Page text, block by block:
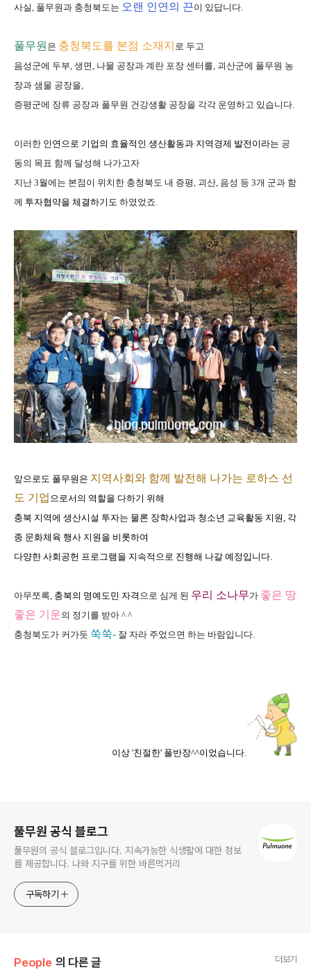
사실, 풀무원과 충청북도는 오랜 인연의 끈이 있답니다.
풀무원 은 충청북도를 본점 소재지 로 두고
음성군에 두부, 생면, 나물 공장과 계란 포장 센터를, 괴산군에 풀무원 농
장과 샘물 공장을,
증평군에 장류 공장과 풀무원 건강생활 공장을 각각 운영하고 있습니다.
이러한 인연으로 기업의 효율적인 생산활동과 지역경제 발전 이라는 공
동의 목표 함께 달성해 나가고자
지난 3월에는 본점이 위치한 충청북도 내 증평, 괴산, 음성 등 3개 군과 함
께 투자협약을 체결하기도 하였었죠.
앞으로도 풀무원은 지역사회와 함께 발전해 나가는 로하스 선
도 기업 으로서의 역할을 다하기 위해
충북 지역에 생산시설 투자는 물론 장학사업과 청소년 교육활동 지원, 각
종 문화체육 행사 지원을 비롯하여
다양한 사회공헌 프로그램을 지속적으로 진행해 나갈 예정입니다.
아무쪼록, 충북의 명예도민 자격 으로 심게 된 우리 소나무가 좋은 땅
좋은 기운의 정기를 받아 ^ ^
충청북도가 커가듯 쑥쑥- 잘 자라 주었으면 하는 바람입니다.
이상 '친절한' 풀반장^^이었습니다.
풀무원 공식 블로그
풀무원의 공식 블로그입니다. 지속가능한 식생활에 대한 정보
를 제공합니다. 나와 지구를 위한 바른먹거리
구독하기
People 의 다른 글 더보기